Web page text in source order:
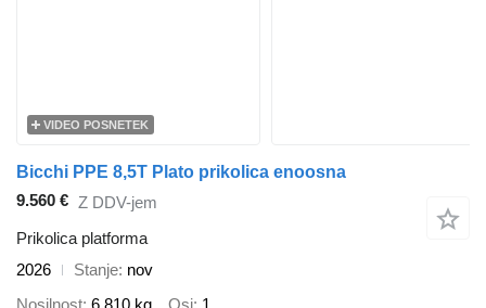
VIDEO POSNETEK
Bicchi PPE 8,5T Plato prikolica enoosna
9.560 € Z DDV-jem
Prikolica platforma
2026
Stanje nov
Nosilnost 6.810 kg Osi 1